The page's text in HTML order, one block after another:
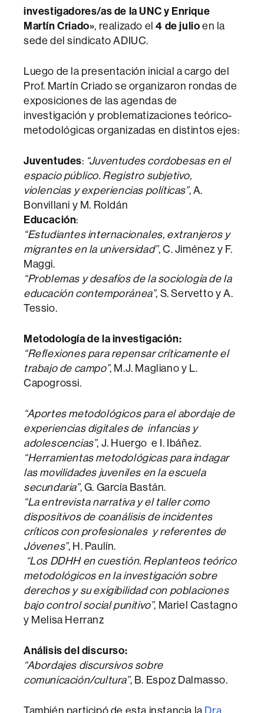
investigadores/as de la UNC y Enrique
Martín Criado», realizado el4 de julioen la
sede del sindicato ADIUC.
Luego de la presentación inicial a cargo del
Prof. Martín Criado se organizaron rondas de
exposiciones de las agendas de
investigación y problematizaciones teórico-
metodológicas organizadas en distintos ejes:
Juventudes: “Juventudes cordobesas en el
espacio público. Registro subjetivo,
violencias y experiencias políticas”, A.
Bonvillani y M. Roldán
Educación:
“Estudiantes internacionales, extranjeros y
migrantes en la universidad”, C. Jiménez y F.
Maggi.
“Problemas y desafíos de la sociología de la
educación contemporánea”, S. Servetto y A.
Tessio.
Metodología de la investigación:
“Reflexiones para repensar críticamente el
trabajo de campo”, M.J. Magliano y L.
Capogrossi.
“Aportes metodológicos para el abordaje de
experiencias digitales de infancias y
adolescencias”, J. Huergo e I. Ibáñez.
“Herramientas metodológicas para indagar
las movilidades juveniles en la escuela
secundaria”, G. García Bastán.
“La entrevista narrativa y el taller como
dispositivos de coanálisis de incidentes
críticos con profesionales y referentes de
Jóvenes”, H. Paulín.
“Los DDHH en cuestión. Replanteos teórico
metodológicos en la investigación sobre
derechos y su exigibilidad con poblaciones
bajo control social punitivo”, Mariel Castagno
y Melisa Herranz
Análisis del discurso:
“Abordajes discursivos sobre
comunicación/cultura”, B. Espoz Dalmasso.
También participó de esta instancia la Dra.